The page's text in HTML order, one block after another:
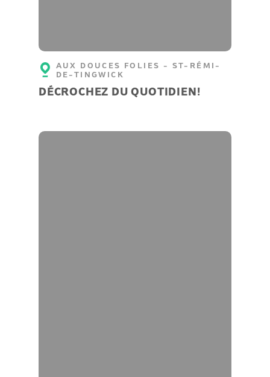
AUX DOUCES FOLIES - ST-RÉMI-
DE-TINGWICK
DÉCROCHEZ DU QUOTIDIEN!